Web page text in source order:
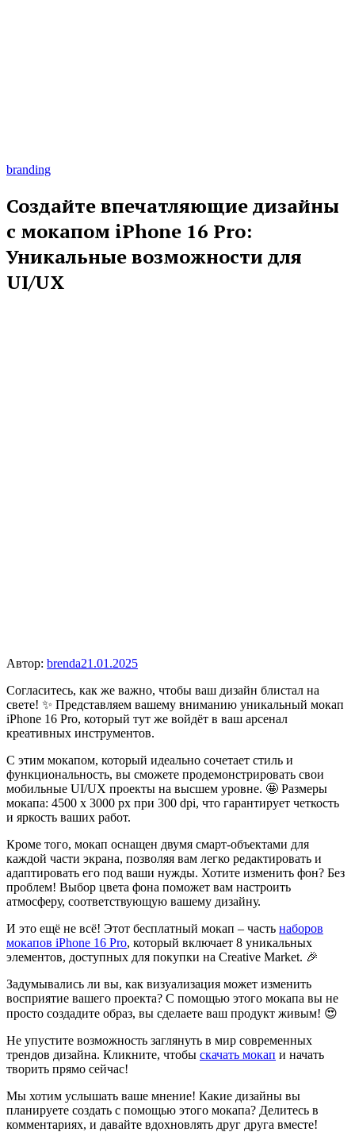
branding
Создайте впечатляющие дизайны
с мокапом iPhone 16 Pro:
Уникальные возможности для
UI/UX
Автор: brenda21.01.2025
Согласитесь, как же важно, чтобы ваш дизайн блистал на
свете! ✨ Представляем вашему вниманию уникальный мокап
iPhone 16 Pro, который тут же войдёт в ваш арсенал
креативных инструментов.
С этим мокапом, который идеально сочетает стиль и
функциональность, вы сможете продемонстрировать свои
мобильные UI/UX проекты на высшем уровне. 🤩 Размеры
мокапа: 4500 x 3000 px при 300 dpi, что гарантирует четкость
и яркость ваших работ.
Кроме того, мокап оснащен двумя смарт-объектами для
каждой части экрана, позволяя вам легко редактировать и
адаптировать его под ваши нужды. Хотите изменить фон? Без
проблем! Выбор цвета фона поможет вам настроить
атмосферу, соответствующую вашему дизайну.
И это ещё не всё! Этот бесплатный мокап – часть наборов
мокапов iPhone 16 Pro, который включает 8 уникальных
элементов, доступных для покупки на Creative Market. 🎉
Задумывались ли вы, как визуализация может изменить
восприятие вашего проекта? С помощью этого мокапа вы не
просто создадите образ, вы сделаете ваш продукт живым! 😍
Не упустите возможность заглянуть в мир современных
трендов дизайна. Кликните, чтобы скачать мокап и начать
творить прямо сейчас!
Мы хотим услышать ваше мнение! Какие дизайны вы
планируете создать с помощью этого мокапа? Делитесь в
комментариях, и давайте вдохновлять друг друга вместе!